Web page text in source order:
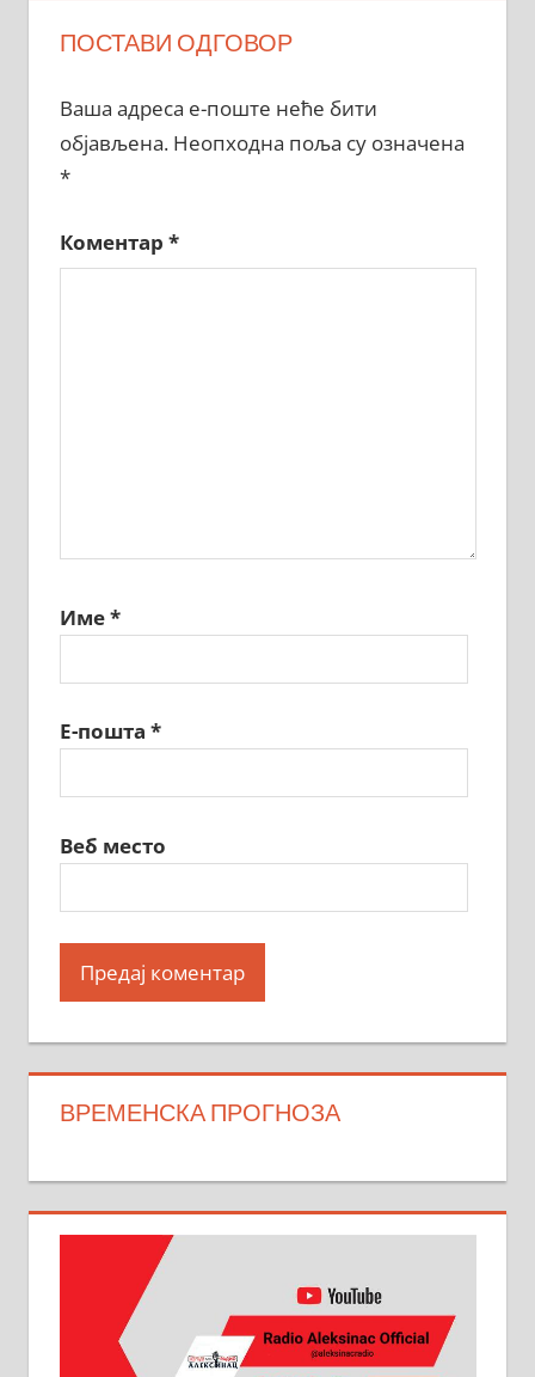
ПОСТАВИ ОДГОВОР
Ваша адреса е-поште неће бити
објављена. Неопходна поља су означена
*
Коментар *
Име*
Е-пошта *
Веб место
ВРЕМЕНСКА ПРОГНОЗА